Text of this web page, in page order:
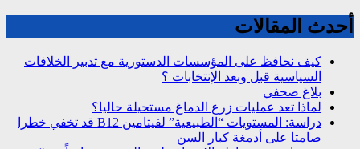
أحدث المقالات
كيف نحافظ على المؤسسات الدستورية مع تدبير الخلافات
السياسية قبل وبعد الإنتخابات ؟
بلاغ صحفي
لماذا تعد عمليات زرع الدماغ مستحيلة حاليا؟
دراسة: المستويات “الطبيعية” لفيتامين B12 قد تخفي خطرا
صامتا على أدمغة كبار السن